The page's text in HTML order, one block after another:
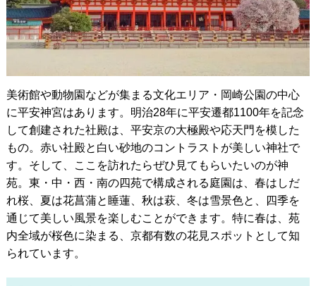
美術館や動物園などが集まる文化エリア・岡崎公園の中心
に平安神宮はあります。明治28年に平安遷都1100年を記念
して創建された社殿は、平安京の大極殿や応天門を模した
もの。赤い社殿と白い砂地のコントラストが美しい神社で
す。そして、ここを訪れたらぜひ見てもらいたいのが神
苑。東・中・西・南の四苑で構成される庭園は、春はしだ
れ桜、夏は花菖蒲と睡蓮、秋は萩、冬は雪景色と、四季を
通じて美しい風景を楽しむことができます。特に春は、苑
内全域が桜色に染まる、京都有数の花見スポットとして知
られています。